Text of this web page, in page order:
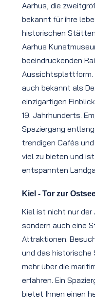
Aarhus, die
bekannt für ihre
historischen
Aarhus
beeindruckenden
Aussichtsplattform.
auch bekannt als
einzigartigen
19. Jahrhunderts.
Spaziergang
trendigen Cafés
viel zu bieten und
entspannten
Kiel - Tor zur
Kiel ist nicht nur der
sondern auch eine
Attraktionen.
und das historische
mehr über die
erfahren. Ein
bietet Ihnen einen